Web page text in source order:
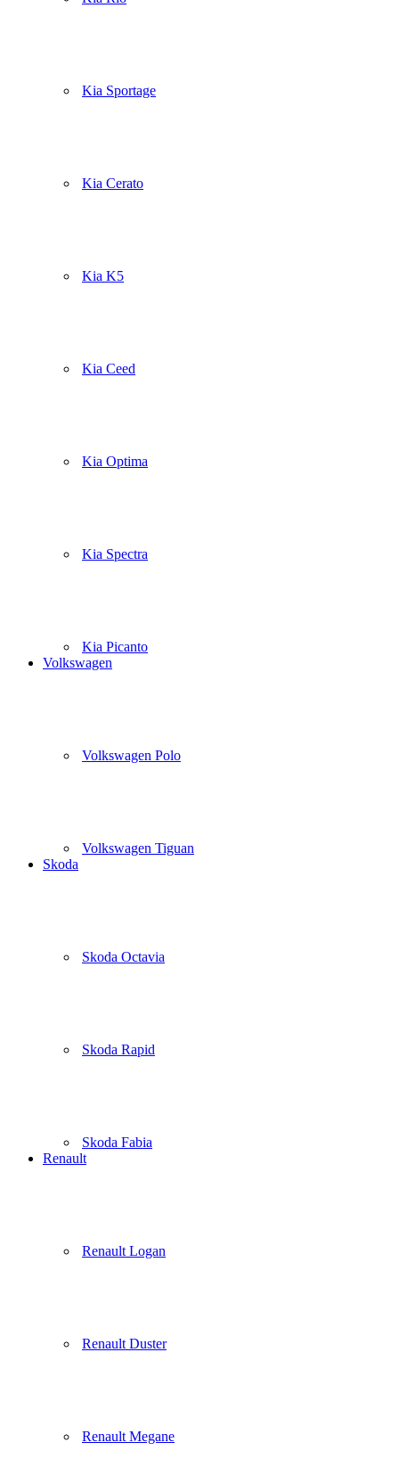
Kia Sportage
Kia Cerato
Kia K5
Kia Ceed
Kia Optima
Kia Spectra
Kia Picanto
Volkswagen
Volkswagen Polo
Volkswagen Tiguan
Skoda
Skoda Octavia
Skoda Rapid
Skoda Fabia
Renault
Renault Logan
Renault Duster
Renault Megane